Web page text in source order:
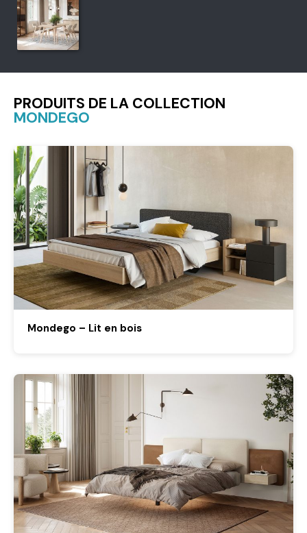
PRODUITS DE LA COLLECTION
MONDEGO
Mondego – Lit en bois